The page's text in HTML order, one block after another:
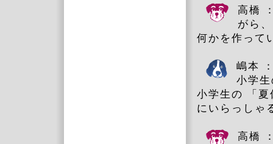
高橋
がら、
何かを作って
嶋本
小学
小学生の 「
にいらっしゃ
高橋